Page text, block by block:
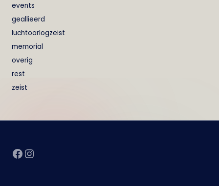
events
geallieerd
luchtoorlogzeist
memorial
overig
rest
zeist
Facebook
Instagram